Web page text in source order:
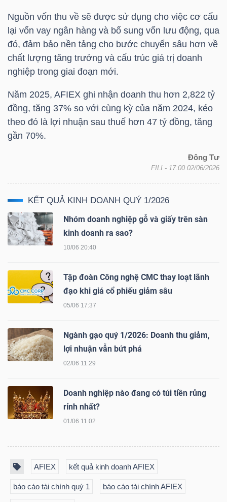
Nguồn vốn thu về sẽ được sử dụng cho việc cơ cấu
lại vốn vay ngân hàng và bổ sung vốn lưu động, qua
đó, đảm bảo nền tảng cho bước chuyển sâu hơn về
chất lượng tăng trưởng và cấu trúc giá trị doanh
nghiệp trong giai đoạn mới.
Năm 2025, AFIEX ghi nhận doanh thu hơn 2,822 tỷ
đồng, tăng 37% so với cùng kỳ của năm 2024, kéo
theo đó là lợi nhuận sau thuế hơn 47 tỷ đồng, tăng
gần 70%.
Đông Tư
FILI - 17:00 02/06/2026
KẾT QUẢ KINH DOANH QUÝ 1/2026
Nhóm doanh nghiệp gỗ và giấy trên sàn
kinh doanh ra sao?
10/06 20:40
Tập đoàn Công nghệ CMC thay loạt lãnh
đạo khi giá cổ phiếu giảm sâu
05/06 17:37
Ngành gạo quý 1/2026: Doanh thu giảm,
lợi nhuận vẫn bứt phá
02/06 11:29
Doanh nghiệp nào đang có túi tiền rủng
rỉnh nhất?
01/06 11:02
AFIEX kết quả kinh doanh AFIEX
báo cáo tài chính quý 1 báo cáo tài chính AFIEX
TRUY
XUẤT
DỮ
LIỆU
(-)
VS-
SECTOR
NĂNG
LƯỢNG
NGUYÊN
VẬT
NGHIỆP
TIÊU
DÙNG
THIẾT